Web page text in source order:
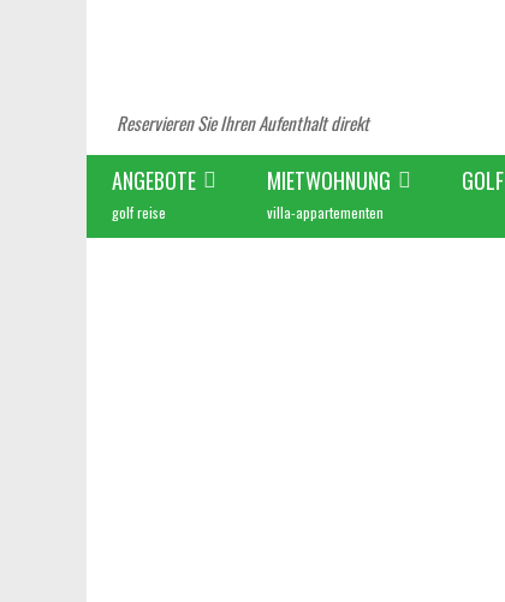
Reservieren Sie Ihren Aufenthalt direkt
ANGEBOTE
golf reise
MIETWOHNUNG
villa-appartementen
GOLF